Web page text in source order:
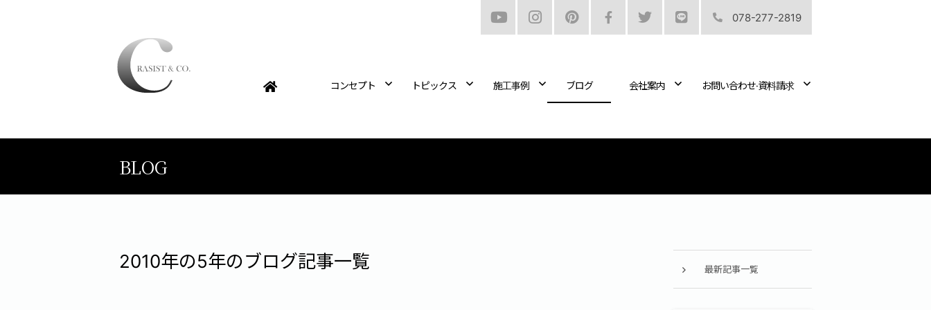
078-277-2819
コンセプト トピックス 施工事例 ブログ 会社案内 お問い合わせ·資料請求
BLOG
2010年の5年のブログ記事一覧 最新記事一覧